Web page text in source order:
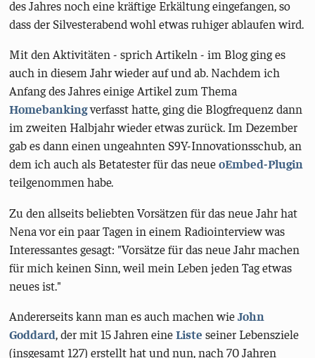
des Jahres noch eine kräftige Erkältung eingefangen, so
dass der Silvesterabend wohl etwas ruhiger ablaufen wird.
Mit den Aktivitäten - sprich Artikeln - im Blog ging es
auch in diesem Jahr wieder auf und ab. Nachdem ich
Anfang des Jahres einige Artikel zum Thema
Homebankingverfasst hatte, ging die Blogfrequenz dann
im zweiten Halbjahr wieder etwas zurück. Im Dezember
gab es dann einen ungeahnten S9Y-Innovationsschub, an
dem ich auch als Betatester für das neueoEmbed-Plugin
teilgenommen habe.
Zu den allseits beliebten Vorsätzen für das neue Jahr hat
Nena vor ein paar Tagen in einem Radiointerview was
Interessantes gesagt: "Vorsätze für das neue Jahr machen
für mich keinen Sinn, weil mein Leben jeden Tag etwas
neues ist."
Andererseits kann man es auch machen wieJohn
Goddard, der mit 15 Jahren eineListe seiner Lebensziele
(insgesamt 127) erstellt hat und nun, nach 70 Jahren